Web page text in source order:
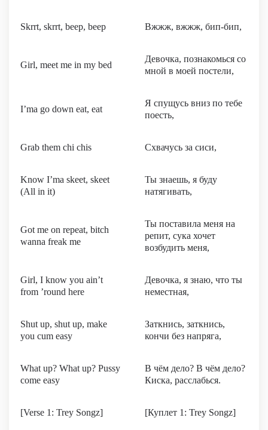
Skrrt, skrrt, beep, beep Вжжж, вжжж, бип-бип,
Girl, meet me in my bed
Девочка, познакомься со
мной в моей постели,
I’ma go down eat, eat
Я спущусь вниз по тебе
поесть,
Grab them chi chis Схвачусь за сиси,
Know I’ma skeet, skeet
(All in it)
Ты знаешь, я буду
натягивать,
Got me on repeat, bitch
wanna freak me
Ты поставила меня на
репит, сука хочет
возбудить меня,
Girl, I know you ain’t
from ’round here
Девочка, я знаю, что ты
неместная,
Shut up, shut up, make
you cum easy
Заткнись, заткнись,
кончи без напряга,
What up? What up? Pussy
come easy
В чём дело? В чём дело?
Киска, расслабься.
[Verse 1: Trey Songz] [Куплет 1: Trey Songz]